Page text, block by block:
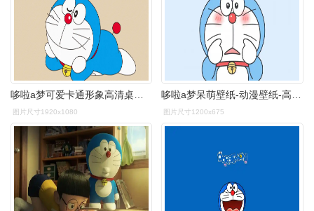
图片尺寸1920x1080 图片尺寸1200x675